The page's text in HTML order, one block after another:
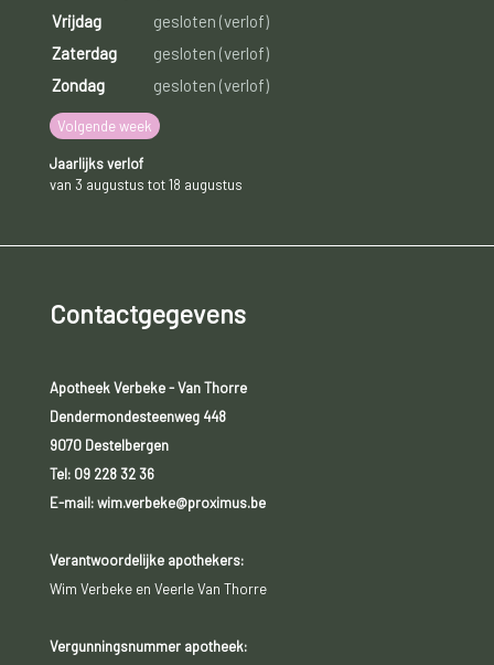
Vrijdag
gesloten (verlof)
Zaterdag
gesloten (verlof)
Zondag
gesloten (verlof)
Volgende week
Jaarlijks verlof
van 3 augustus tot 18 augustus
Contactgegevens
Apotheek Verbeke - Van Thorre
Dendermondesteenweg 448
9070 Destelbergen
Tel: 09 228 32 36
E-mail: wim.verbeke@proximus.be
Verantwoordelijke apothekers:
Wim Verbeke en Veerle Van Thorre
Vergunningsnummer apotheek: